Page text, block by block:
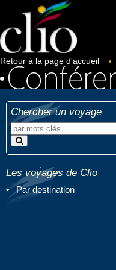
Retour à la page d'accueil
Chercher un voyage
Les voyages de Clio
Par destination